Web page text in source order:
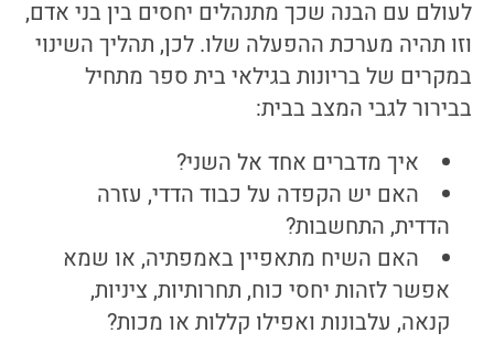
לעולם עם הבנה שכך מתנהלים יחסים בין בני אדם,
וזו תהיה מערכת ההפעלה שלו. לכן, תהליך השינוי
במקרים של בריונות בגילאי בית ספר מתחיל
בבירור לגבי המצב בבית:
איך מדברים אחד אל השני?
האם יש הקפדה על כבוד הדדי, עזרה
הדדית, התחשבות?
האם השיח מתאפיין באמפתיה, או שמא
אפשר לזהות יחסי כוח, תחרותיות, ציניות,
קנאה, עלבונות ואפילו קללות או מכות?